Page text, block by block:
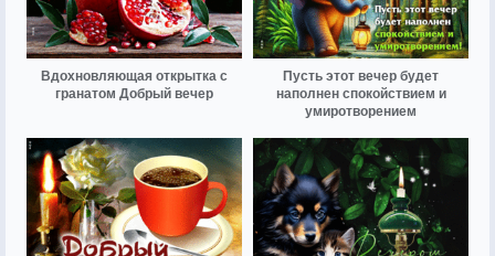
Вдохновляющая открытка с
гранатом Добрый вечер
Пусть этот вечер будет
наполнен спокойствием и
умиротворением